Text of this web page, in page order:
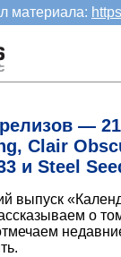
материала:
—
Clair
и Steel
выпуск
о